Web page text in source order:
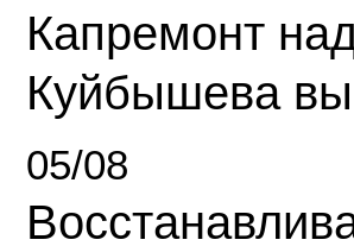
Капремонт
Куйбышева
05/08